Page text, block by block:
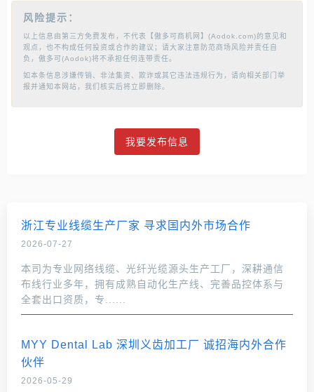
风险提示：
以上信息由第三方免费发布，不代表【傲多可商机网】(Aodok.com)的意见和
观点，也不构成任何投资或合作的建议；请大家注意防范商场风险并责任自
负，傲多可(Aodok)将不承担任何连带责任。
如本条信息涉嫌传销、非法集资、欺诈或其它违法违规行为，请向相关部门举
报并通知本网站，我们核实后将立即删除。
我要发布信息
浙江专业线缆生产厂家 寻求国内外市场合作
2026-07-27
本司为专业网络线缆、光纤光缆源头生产工厂，深耕通信
布线行业多年，拥有成熟自动化生产线、完善品控体系与
全套出口资质，专......
MYY Dental Lab 深圳义齿加工厂 诚招海内外合作
伙伴
2026-05-29